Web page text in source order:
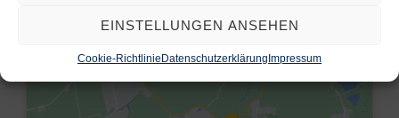
EINSTELLUNGEN ANSEHEN
Cookie-Richtlinie Datenschutzerklärung Impressum